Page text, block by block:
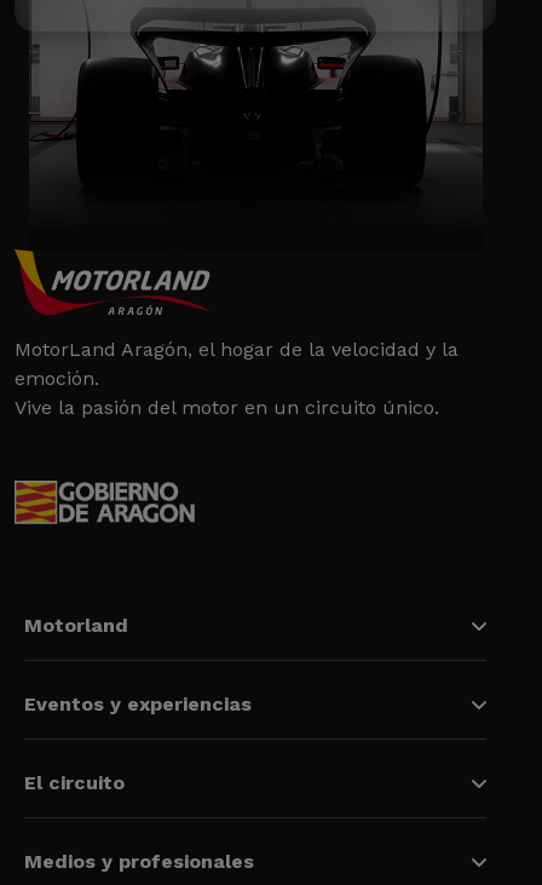
MotorLand Aragón, el hogar de la velocidad y la
emoción.
Vive la pasión del motor en un circuito único.
Motorland
Eventos y experiencias
El circuito
Medios y profesionales